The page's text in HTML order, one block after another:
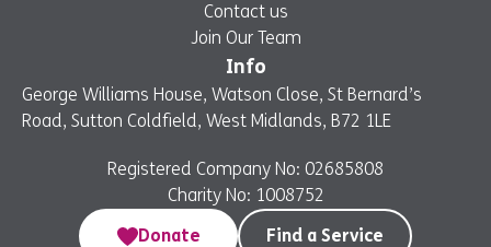
Contact us
Join Our Team
Info
George Williams House, Watson Close, St Bernard’s
Road, Sutton Coldfield, West Midlands, B72 1LE
Registered Company No: 02685808
Charity No: 1008752
Donate
Find a Service